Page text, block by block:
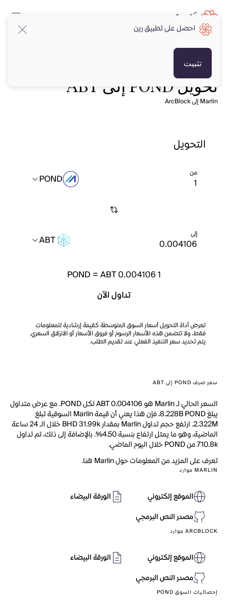
تحويل POND إلى ABT
Marlin إلى ArcBlock
التحويل
من POND
إلى ABT
1
POND =ABT 0.004106
تداول الآن
تعرض أداة التحويل أسعار السوق المتوسطة كقيمة إرشادية للمعلومات
فقط، ولا تتضمن هذه الأسعار الرسوم أو فروق الأسعار أو الانزلاق السعري.
يتم تحديد سعر التنفيذ الفعلي عند تقديم الطلب.
سعر صرف POND إلى ABT
السعر الحالي لـ Marlin هو ABT 0.004106 لكل POND. مع عرض متداول
يبلغ 8.228B POND، فإن هذا يعني أن قيمة Marlin السوقية تبلغ
2.322M. ارتفع حجم تداول Marlin بمقدار BHD 31.99k خلال الـ 24 ساعة
الماضية، وهو ما يمثل ارتفاع بنسبة 4.50%. بالإضافة إلى ذلك، تم تداول
710.8k من POND خلال اليوم الماضي.
تعرف على المزيد من المعلومات حول Marlin هنا.
MARLIN موارد
الموقع إلكتروني
الورقة البيضاء
مصدر النص البرمجي
ARCBLOCK موارد
الموقع إلكتروني
الورقة البيضاء
مصدر النص البرمجي
إحصائيات السوق POND
احصل على تطبيق رين
تثبيت